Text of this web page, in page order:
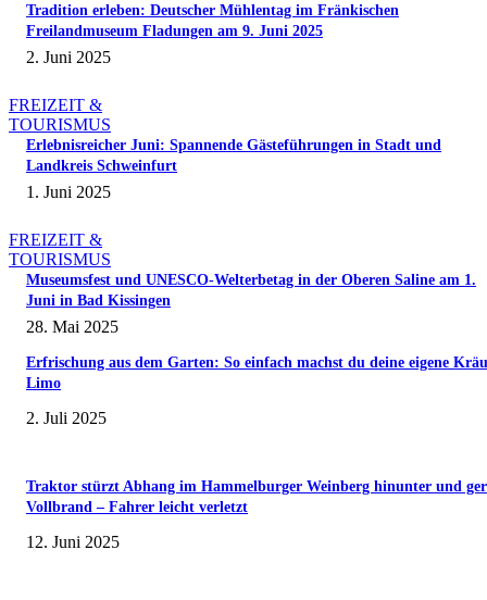
Tradition erleben: Deutscher Mühlentag im Fränkischen
Freilandmuseum Fladungen am 9. Juni 2025
2. Juni 2025
FREIZEIT &
TOURISMUS
Erlebnisreicher Juni: Spannende Gästeführungen in Stadt und
Landkreis Schweinfurt
1. Juni 2025
FREIZEIT &
TOURISMUS
Museumsfest und UNESCO-Welterbetag in der Oberen Saline am 1.
Juni in Bad Kissingen
28. Mai 2025
Erfrischung aus dem Garten: So einfach machst du deine eigene
Limo
2. Juli 2025
Traktor stürzt Abhang im Hammelburger Weinberg hinunter und
Vollbrand – Fahrer leicht verletzt
12. Juni 2025